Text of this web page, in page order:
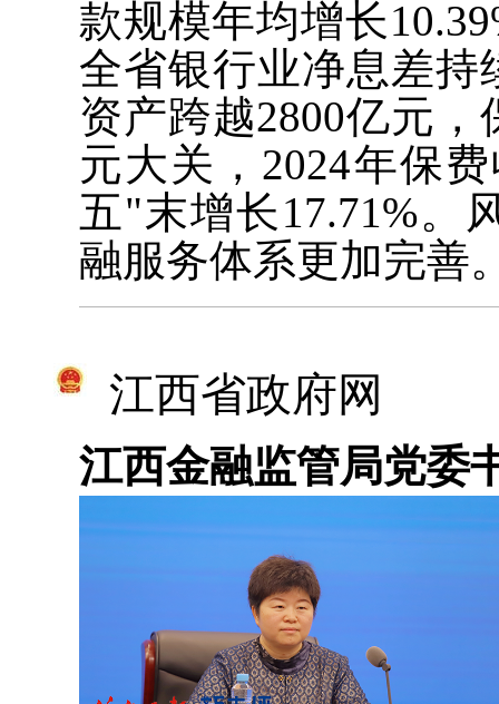
款规模年均增长
全省银行业净息差持
资产跨越2800亿元
元大关，2024年保
五"末增长17.71%。
融服务体系更加完善
江西省政府网
江西金融监管局党委